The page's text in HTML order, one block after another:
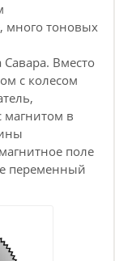
много тоновых
Вместо
с колесом
магнитом в
поле
переменный